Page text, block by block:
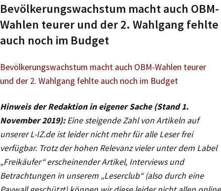
Bevölkerungswachstum macht auch OBM-
Wahlen teurer und der 2. Wahlgang fehlte
auch noch im Budget
Bevölkerungswachstum macht auch OBM-Wahlen teurer
und der 2. Wahlgang fehlte auch noch im Budget
Hinweis der Redaktion in eigener Sache (Stand 1.
November 2019):Eine steigende Zahl von Artikeln auf
unserer L-IZ.de ist leider nicht mehr für alle Leser frei
verfügbar. Trotz der hohen Relevanz vieler unter dem Label
„Freikäufer“ erscheinender Artikel, Interviews und
Betrachtungen in unserem „Leserclub“ (also durch eine